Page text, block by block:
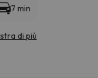
7 min
di più